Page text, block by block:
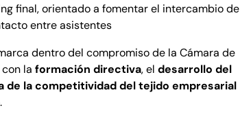
final, orientado a fomentar el intercambio de
entre asistentes
dentro del compromiso de la Cámara de
con laformación directiva, eldesarrollo del
de la competitividad del tejido empresarial